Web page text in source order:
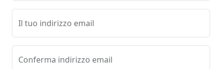
Il tuo indirizzo email
Conferma indirizzo email